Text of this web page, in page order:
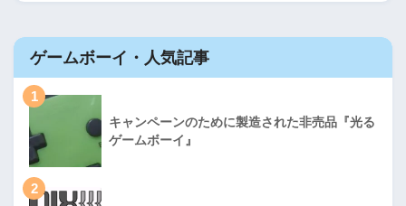
ゲームボーイ・人気記事
1
キャンペーンのために製造された非売品『光る
ゲームボーイ』
2